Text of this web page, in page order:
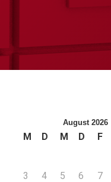
August 2026
M D M D F
3
4 5 6 7